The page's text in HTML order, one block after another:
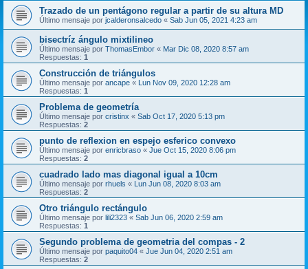
Trazado de un pentágono regular a partir de su altura MD
Último mensaje por jcalderonsalcedo « Sab Jun 05, 2021 4:23 am
bisectríz ángulo mixtilineo
Último mensaje por ThomasEmbor « Mar Dic 08, 2020 8:57 am
Respuestas: 1
Construcción de triángulos
Último mensaje por ancape « Lun Nov 09, 2020 12:28 am
Respuestas: 1
Problema de geometría
Último mensaje por cristinx « Sab Oct 17, 2020 5:13 pm
Respuestas: 2
punto de reflexion en espejo esferico convexo
Último mensaje por enricbraso « Jue Oct 15, 2020 8:06 pm
Respuestas: 2
cuadrado lado mas diagonal igual a 10cm
Último mensaje por rhuels « Lun Jun 08, 2020 8:03 am
Respuestas: 2
Otro triángulo rectángulo
Último mensaje por lili2323 « Sab Jun 06, 2020 2:59 am
Respuestas: 1
Segundo problema de geometria del compas - 2
Último mensaje por paquito04 « Jue Jun 04, 2020 2:51 am
Respuestas: 2